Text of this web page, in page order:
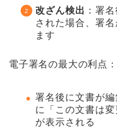
改ざん検出 ：署
された場合、署
ます
電子署名の最大の利点：
署名後に文書が
に「この文書は
が表示される